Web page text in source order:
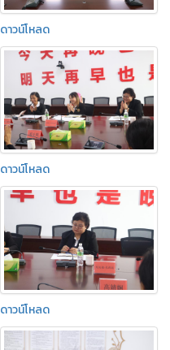
ดาวน์โหลด
ดาวน์โหลด
ดาวน์โหลด